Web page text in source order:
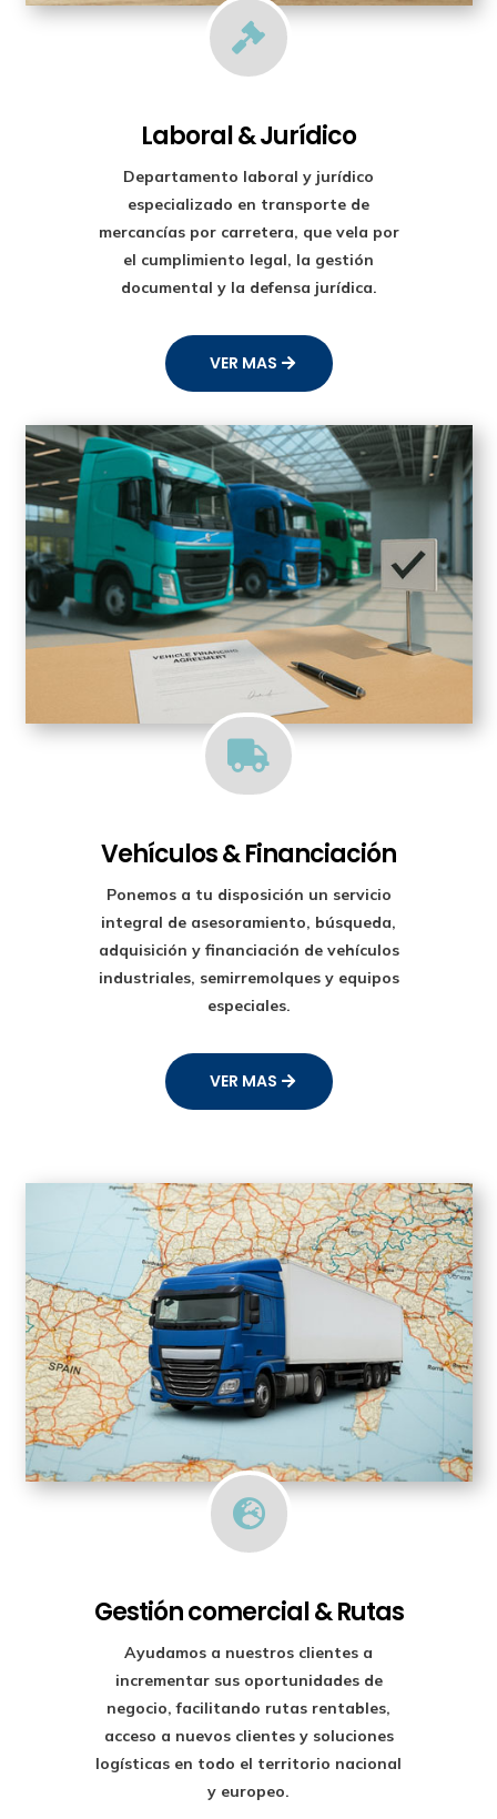

Laboral & Jurídico
Departamento laboral y jurídico
especializado en transporte de
mercancías por carretera, que vela por
el cumplimiento legal, la gestión
documental y la defensa jurídica.
VER MAS

Vehículos & Financiación
Ponemos a tu disposición un servicio
integral de asesoramiento, búsqueda,
adquisición y financiación de vehículos
industriales, semirremolques y equipos
especiales.
VER MAS

Gestión comercial & Rutas
Ayudamos a nuestros clientes a
incrementar sus oportunidades de
negocio, facilitando rutas rentables,
acceso a nuevos clientes y soluciones
logísticas en todo el territorio nacional
y europeo.